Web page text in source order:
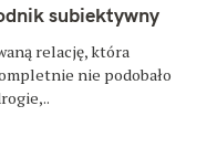
subiektywny
relację, która
nie podobało